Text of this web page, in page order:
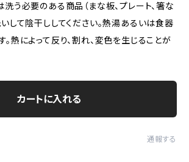
う必要のある商品（まな板、プレート、箸な
して陰干ししてください。熱湯あるいは食器
熱によって反り、割れ、変色を生じることが
カートに入れる
通報する